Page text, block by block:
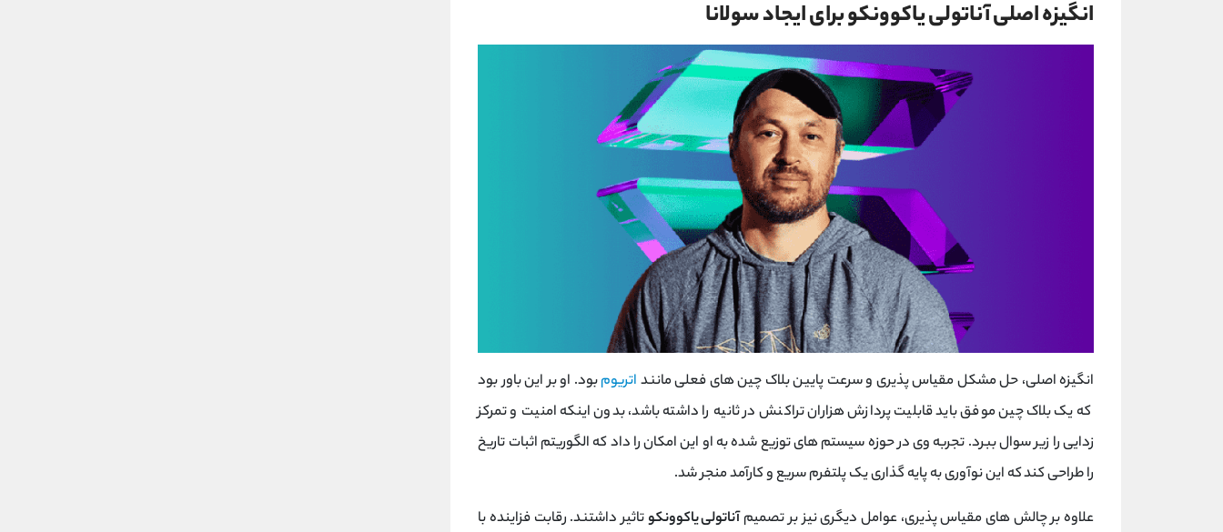
انگیزه اصلی آناتولی یاکوونکو برای ایجاد سولانا
انگیزه اصلی، حل مشکل مقیاس‌ پذیری و سرعت پایین بلاک چین ‌های فعلی مانند اتریومبود. او بر این باور بود
که یک بلاک چین موفق باید قابلیت پردازش هزاران تراکنش در ثانیه را داشته باشد، بدون اینکه امنیت و تمرکز
زدایی را زیر سوال ببرد. تجربه وی در حوزه سیستم‌ های توزیع‌ شده به او این امکان را داد که الگوریتم اثبات تاریخ
را طراحی کند که این نوآوری به پایه‌ گذاری یک پلتفرم سریع و کارآمد منجر شد.
علاوه بر چالش ‌های مقیاس‌ پذیری، عوامل دیگری نیز بر تصمیمآناتولی یاکوونکوتاثیر داشتند. رقابت فزاینده با